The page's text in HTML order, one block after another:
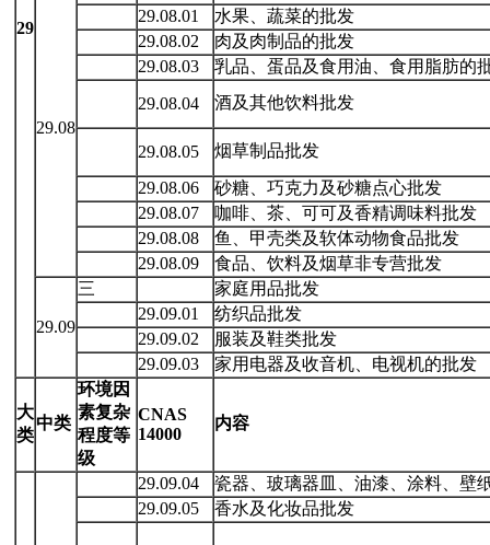
29
29.08
29.08.01
水果、蔬菜的批发
29.08.02
肉及肉制品的批发
29.08.03
乳品、蛋品及食用油、食用脂肪的
29.08.04
酒及其他饮料批发
29.08.05
烟草制品批发
29.08.06
砂糖、巧克力及砂糖点心批发
29.08.07
咖啡、茶、可可及香精调味料批发
29.08.08
鱼、甲壳类及软体动物食品批发
29.08.09
食品、饮料及烟草非专营批发
29.09
三
家庭用品批发
29.09.01
纺织品批发
29.09.02
服装及鞋类批发
29.09.03
家用电器及收音机、电视机的批发
大
类
中类
环境因
素复杂
程度等
级
CNAS
14000
内容
29.09.04
瓷器、玻璃器皿、油漆、涂料、壁
29.09.05
香水及化妆品批发